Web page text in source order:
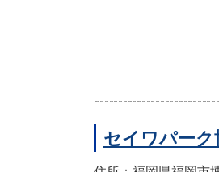
セイワパー